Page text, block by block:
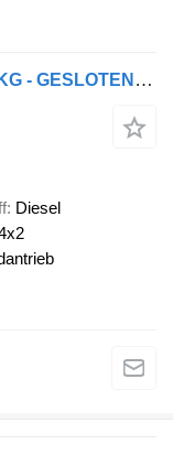
Renault Master 170.35 L2H2 - V-56-LKG - GESLOTEN GRIJS METALLIC - EURO 6
Diesel